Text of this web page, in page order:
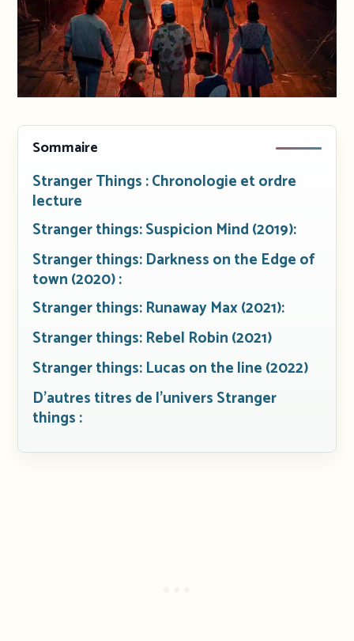
Sommaire
Stranger Things : Chronologie et ordre
lecture
Stranger things: Suspicion Mind (2019):
Stranger things: Darkness on the Edge of
town (2020) :
Stranger things: Runaway Max (2021):
Stranger things: Rebel Robin (2021)
Stranger things: Lucas on the line (2022)
D’autres titres de l’univers Stranger
things :